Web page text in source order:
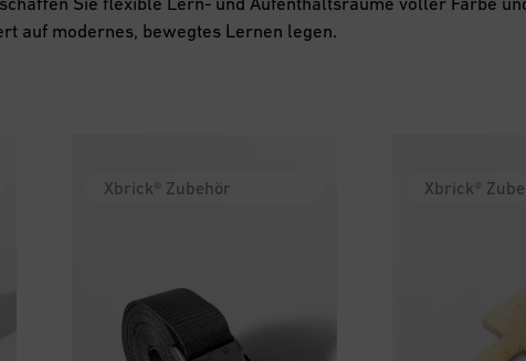
auf modernes, bewegtes Lernen legen.
Xbrick® Zubehör Xbrick®